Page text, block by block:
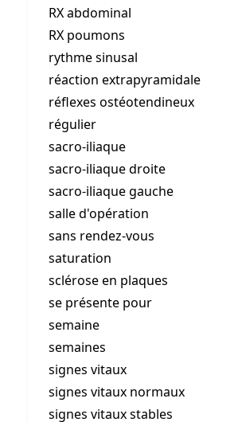
RX abdominal
RX poumons
rythme sinusal
réaction extrapyramidale
réflexes ostéotendineux
régulier
sacro-iliaque
sacro-iliaque droite
sacro-iliaque gauche
salle d'opération
sans rendez-vous
saturation
sclérose en plaques
se présente pour
semaine
semaines
signes vitaux
signes vitaux normaux
signes vitaux stables